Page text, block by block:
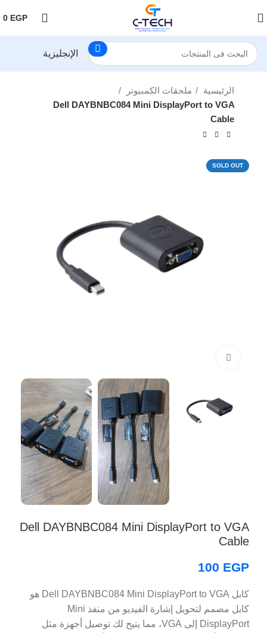
0 EGP
الإنجليزية
الرئيسية
ملحقات الكمبيوتر
Dell DAYBNBC084 Mini DisplayPort to VGA
Cable
SOLD OUT
Dell DAYBNBC084 Mini DisplayPort to VGA
Cable
100 EGP
كابل Dell DAYBNBC084 Mini DisplayPort to VGA هو
كابل مصمم لتحويل إشارة الفيديو من منفذ Mini
DisplayPort إلى VGA، مما يتيح لك توصيل أجهزة مثل
اضغط هنا لمتابعتنا على فيس بوك